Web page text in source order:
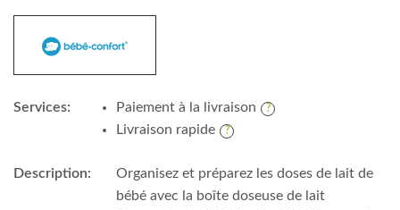
Services:
Paiement à la livraison
Livraison rapide
Description:
Organisez et préparez les doses de lait de
bébé avec la boîte doseuse de lait